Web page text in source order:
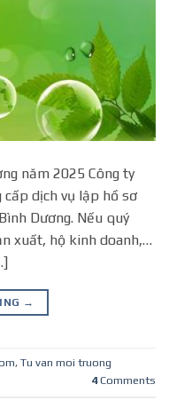
năm 2025 Công ty
cấp dịch vụ lập hồ sơ
Dương. Nếu quý
xuất, hộ kinh doanh,…
→
, Tu van moi truong
4Comments